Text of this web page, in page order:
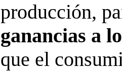
producción,
ganancias a
que el